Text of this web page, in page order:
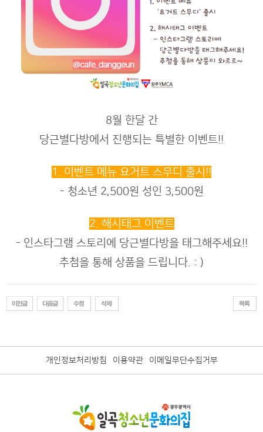
8월 한달 간
당근별다방에서 진행되는 특별한 이벤트!!
1. 이벤트 메뉴 요거트 스무디 출시!!
- 청소년 2,500원 성인 3,500원
2. 해시태그 이벤트
- 인스타그램 스토리에 당근별다방을 태그해주세요!!
추첨을 통해 상품을 드립니다. : )
개인정보처리방침 이용약관 이메일무단수집거부